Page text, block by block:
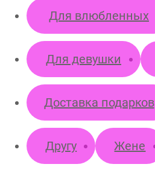
Для влюбленных
Для девушки
Доставка подарков
Другу Жене